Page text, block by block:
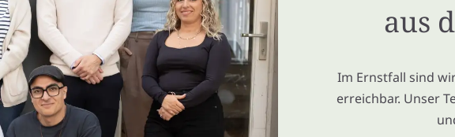
aus
Im Ernstfall sind
erreichbar. Unser